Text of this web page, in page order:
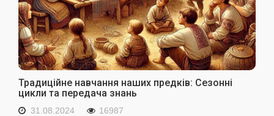
Традиційне навчання наших предків: Сезонні
цикли та передача знань
31.08.2024 16987